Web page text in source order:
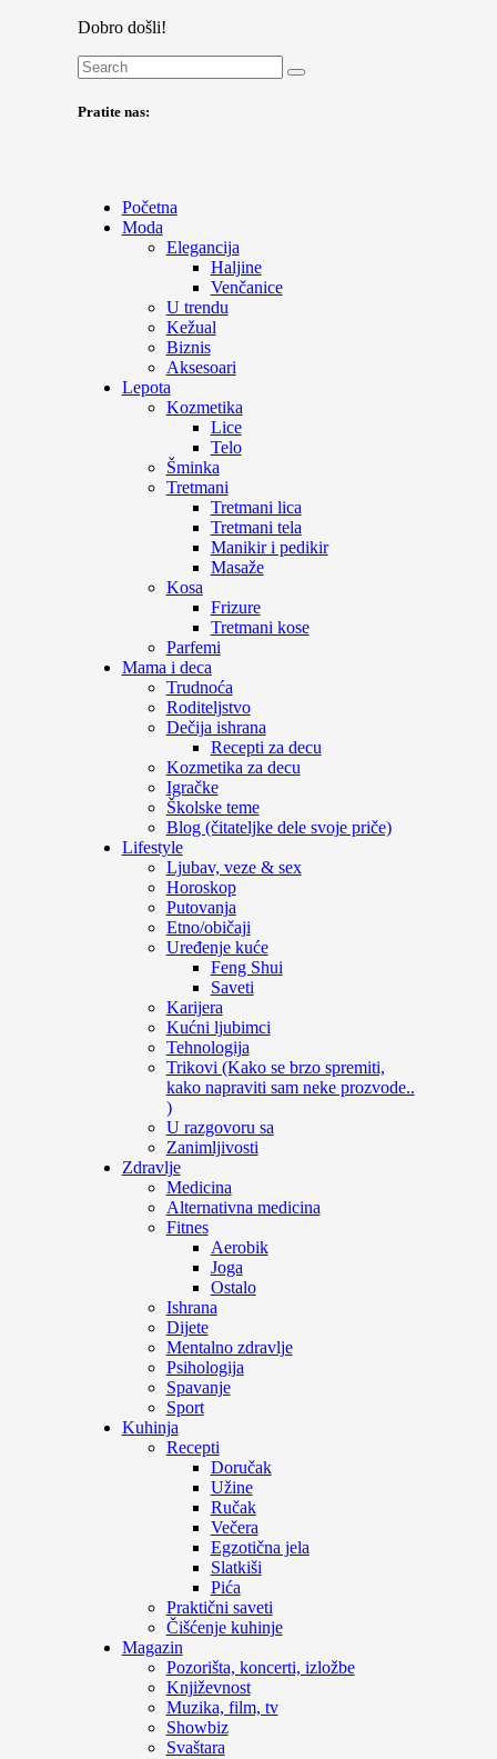
Dobro došli!
Pratite nas:
Početna
Moda
Elegancija
Haljine
Venčanice
U trendu
Kežual
Biznis
Aksesoari
Lepota
Kozmetika
Lice
Telo
Šminka
Tretmani
Tretmani lica
Tretmani tela
Manikir i pedikir
Masaže
Kosa
Frizure
Tretmani kose
Parfemi
Mama i deca
Trudnoća
Roditeljstvo
Dečija ishrana
Recepti za decu
Kozmetika za decu
Igračke
Školske teme
Blog (čitateljke dele svoje priče)
Lifestyle
Ljubav, veze & sex
Horoskop
Putovanja
Etno/običaji
Uređenje kuće
Feng Shui
Saveti
Karijera
Kućni ljubimci
Tehnologija
Trikovi (Kako se brzo spremiti,
kako napraviti sam neke prozvode..
)
U razgovoru sa
Zanimljivosti
Zdravlje
Medicina
Alternativna medicina
Fitnes
Aerobik
Joga
Ostalo
Ishrana
Dijete
Mentalno zdravlje
Psihologija
Spavanje
Sport
Kuhinja
Recepti
Doručak
Užine
Ručak
Večera
Egzotična jela
Slatkiši
Pića
Praktični saveti
Čišćenje kuhinje
Magazin
Pozorišta, koncerti, izložbe
Književnost
Muzika, film, tv
Showbiz
Svaštara